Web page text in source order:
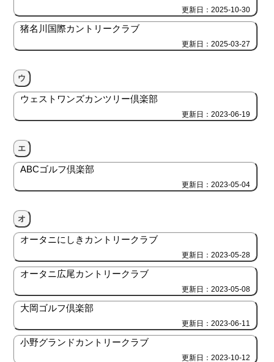
更新日：2025-10-30
猪名川国際カントリークラブ
更新日：2025-03-27
ウ
ウェストワンズカンツリー倶楽部
更新日：2023-06-19
エ
ABCゴルフ倶楽部
更新日：2023-05-04
オ
オータニにしきカントリークラブ
更新日：2023-05-28
オータニ広尾カントリークラブ
更新日：2023-05-08
大岡ゴルフ倶楽部
更新日：2023-06-11
小野グランドカントリークラブ
更新日：2023-10-12